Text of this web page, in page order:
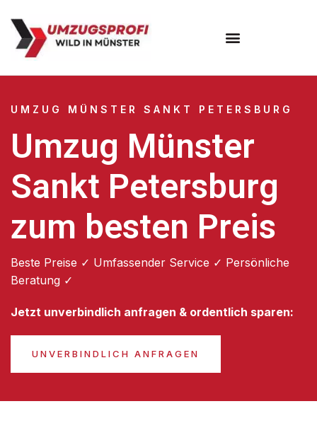
UMZUG MÜNSTER SANKT PETERSBURG
Umzug Münster
Sankt Petersburg
zum besten Preis
Beste Preise ✓ Umfassender Service ✓ Persönliche
Beratung ✓
Jetzt unverbindlich anfragen & ordentlich sparen:
UNVERBINDLICH ANFRAGEN